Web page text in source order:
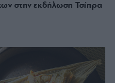
στην εκδήλωση Τσίπρα